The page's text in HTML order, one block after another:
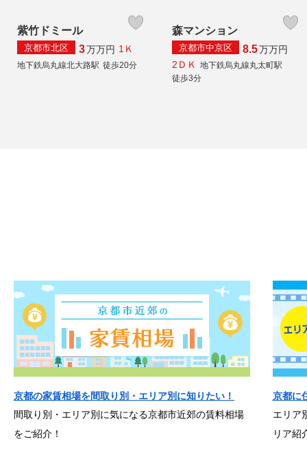
紫竹ドミール
京都市北区 3万万円 1Ｋ
地下鉄烏丸線北大路駅 徒歩20分
森マンション
京都市中京区 8.5万万円
2ＤＫ
地下鉄烏丸線丸太町駅
徒歩3分
京都の家賃相場を間取り別・エリア別に知りたい！
間取り別・エリア別に気になる京都市近郊の賃料相場
をご紹介！
京都に
エリア
リア紹